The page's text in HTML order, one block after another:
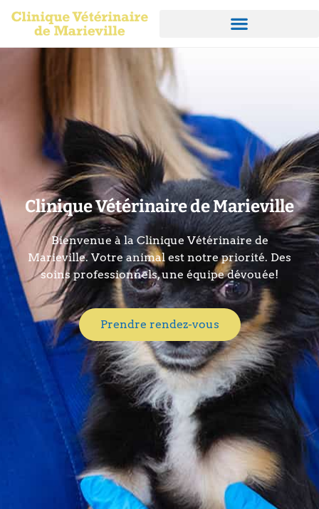
Clinique Vétérinaire de Marieville
Bienvenue à la Clinique Vétérinaire de
Marieville. Votre animal est notre priorité. Des
soins professionnels, une équipe dévouée!
Prendre rendez-vous